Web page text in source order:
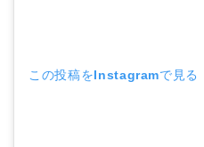
この投稿をInstagramで見る